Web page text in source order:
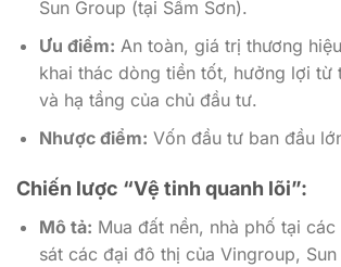
Sun Group (tại Sầm Sơn).
Ưu điểm: An toàn, giá trị thương
khai thác dòng tiền tốt, hưởng lợi từ
và hạ tầng của chủ đầu tư.
Nhược điểm: Vốn đầu tư ban đầu
Chiến lược “Vệ tinh quanh lõi”:
Mô tả: Mua đất nền, nhà phố tại
sát các đại đô thị của Vingroup,